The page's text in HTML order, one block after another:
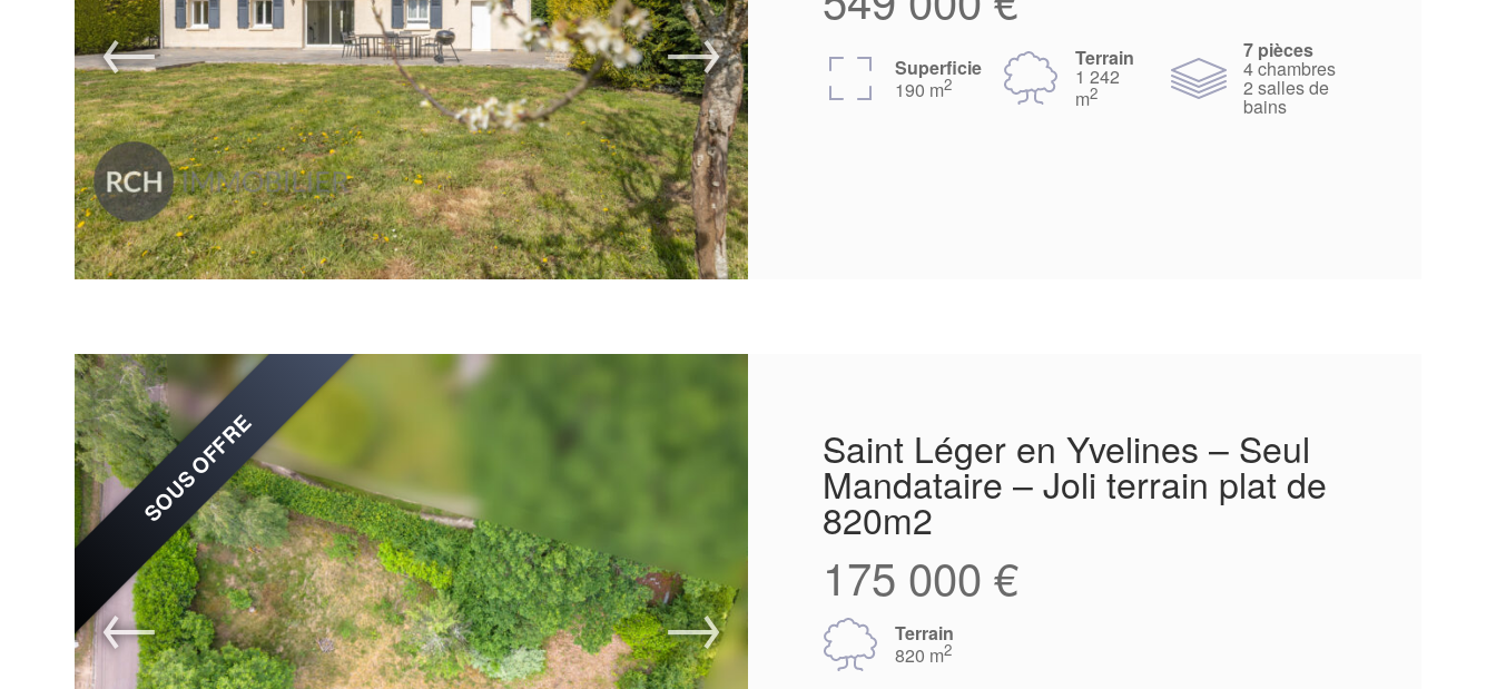
Superficie
190 m2
Terrain
1 242
m2
7 pièces
4 chambres
2 salles de
bains
SOUS OFFRE Saint Léger en Yvelines – Seul
Mandataire – Joli terrain plat de
820m2
175 000 €
Terrain
820 m2